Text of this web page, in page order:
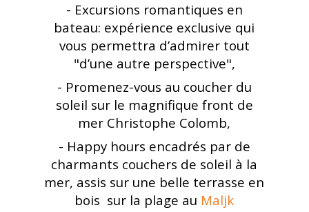
- Excursions romantiques en
bateau: expérience exclusive qui
vous permettra d’admirer tout
"d’une autre perspective",
- Promenez-vous au coucher du
soleil sur le magnifique front de
mer Christophe Colomb,
- Happy hours encadrés par de
charmants couchers de soleil à la
mer, assis sur une belle terrasse en
bois sur la plage au Maljk